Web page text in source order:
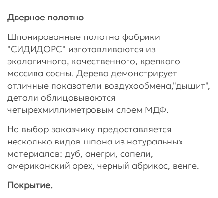
Дверное полотно
Шпонированные полотна фабрики
"СИДИДОРС" изготавливаются из
экологичного, качественного, крепкого
массива сосны. Дерево демонстрирует
отличные показатели воздухообмена,"дышит",
детали облицовываются
четырехмиллиметровым слоем МДФ.
На выбор заказчику предоставляется
несколько видов шпона из натуральных
материалов: дуб, анегри, сапели,
американский орех, черный абрикос, венге.
Покрытие.